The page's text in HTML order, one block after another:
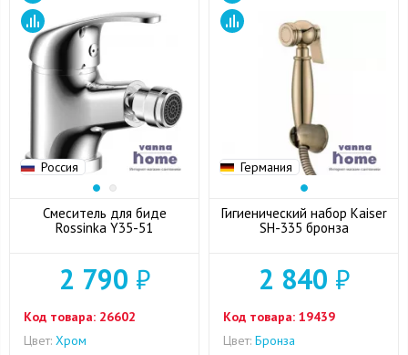
Россия
Смеситель для биде
Rossinka Y35-51
2 790 ₽
Код товара: 26602
Цвет: Хром
Германия
Гигиенический набор Kaiser
SH-335 бронза
2 840 ₽
Код товара: 19439
Цвет: Бронза